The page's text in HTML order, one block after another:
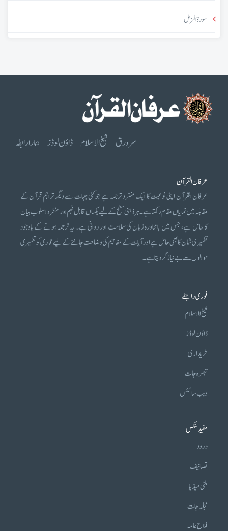
سورۃ المزمل
سرورق شیخ الاسلام ڈاؤن لوڈز ہمارا رابطہ
عرفان القرآن
عرفان القرآن اپنی نوعیت کا ایک منفرد ترجمہ ہے جو کئی جہات سے دیگر تراجم قرآن کے
مقابلہ میں نمایاں مقام رکھتا ہے۔ ہر ذہنی سطح کے لیے یکساں قابل فہم اور منفرد اسلوب بیان
کا حامل ہے، جس میں بامحاورہ زبان کی سلاست اور روانی ہے۔ یہ ترجمہ ہونے کے باوجود
تفسیری شان کا بھی حامل ہے اور آیات کے مفاہیم کی وضاحت جاننے کے لیے قاری کو تفسیری
حوالوں سے بے نیاز کر دیتا ہے۔
فوری رابطے
شیخ الاسلام
ڈاؤن لوڈز
خریداری
تبصرہ جات
ویب سائٹس
مفید لنکس
درود
تصانیف
ملٹی میڈیا
مجلہ جات
فلاح عامہ